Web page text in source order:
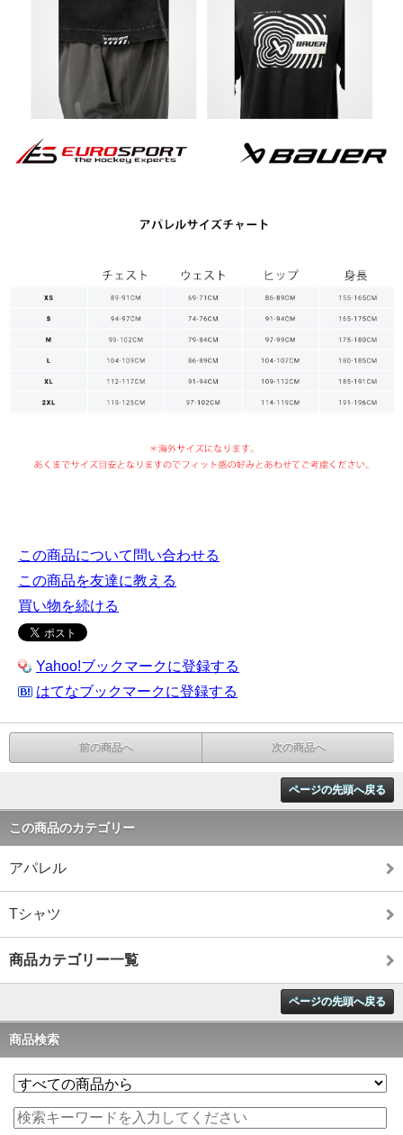
この商品について問い合わせる
この商品を友達に教える
買い物を続ける
Yahoo!ブックマークに登録する
はてなブックマークに登録する
前の商品へ 次の商品へ
ページの先頭へ戻る
この商品のカテゴリー
アパレル
Tシャツ
商品カテゴリー一覧
ページの先頭へ戻る
商品検索